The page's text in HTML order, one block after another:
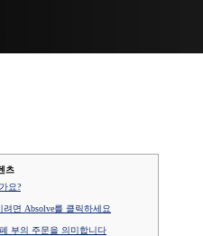
츠
요?
면 Absolve를 클릭하세요
부의 주문을 의미합니다